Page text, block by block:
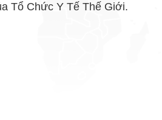
Tổ Chức Y Tế Thế Giới.